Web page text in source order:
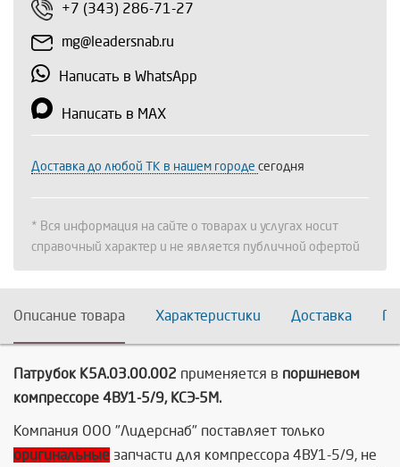
+7 (343) 286-71-27
mg@leadersnab.ru
Написать в WhatsApp
Написать в MAX
Доставка до любой ТК в нашем городе сегодня
* Вся информация на сайте о товарах и услугах носит
справочный характер и не является публичной офертой
Описание товара Характеристики Доставка
Патрубок К5А.03.00.002 применяется в поршневом
компрессоре 4ВУ1-5/9, КСЭ-5М.
Компания ООО "Лидерснаб" поставляет только
оригинальные запчасти для компрессора 4ВУ1-5/9, не